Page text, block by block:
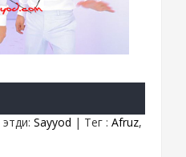
: Sayyod | Тег : Afruz,